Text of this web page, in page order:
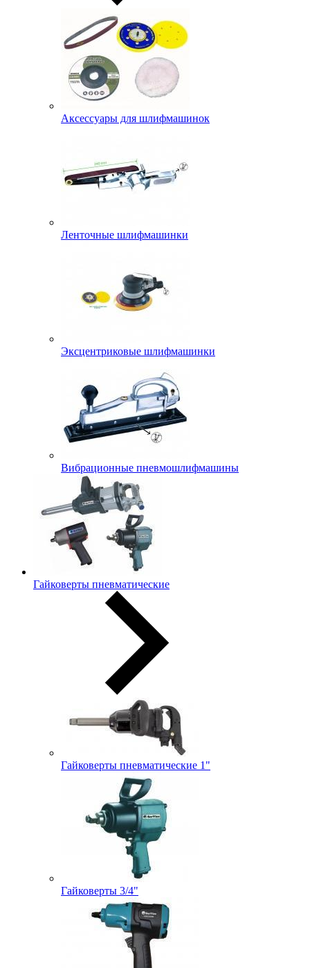
Аксессуары для шлифмашинок
Ленточные шлифмашинки
Эксцентриковые шлифмашинки
Вибрационные пневмошлифмашины
Гайковерты пневматические
Гайковерты пневматические 1"
Гайковерты 3/4"